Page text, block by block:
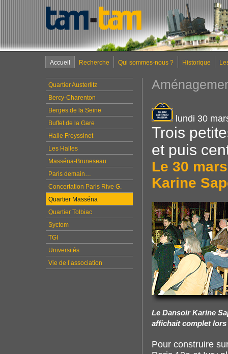
Accueil Recherche Qui sommes-nous ? Historique
lundi 30
Trois
et puis
Le 30
Karine
Le Dansoir Karine
affichait complet
Pour construire
Quartier Austerlitz
Bercy-Charenton
Berges de la Seine
Buffet de la Gare
Halle Freyssinet
Les Halles
Masséna-Bruneseau
Paris demain…
Concertation Paris Rive G.
Quartier Masséna
Quartier Tolbiac
Syctom
TGI
Universités
Vie de l’association